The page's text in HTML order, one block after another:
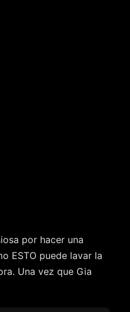
por hacer una
ESTO puede lavar la
Una vez que Gia